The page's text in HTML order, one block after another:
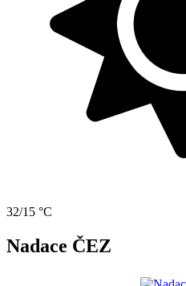
32/15 °C
Nadace ČEZ